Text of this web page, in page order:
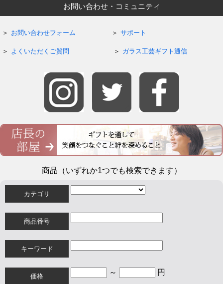
お問い合わせ・コミュニティ
お問い合わせフォーム サポート
よくいただくご質問 ガラス工芸ギフト通信
商品（いずれか1つでも検索できます）
カテゴリ
商品番号
キーワード
価格 ～ 円